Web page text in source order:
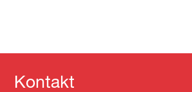
Kontakt